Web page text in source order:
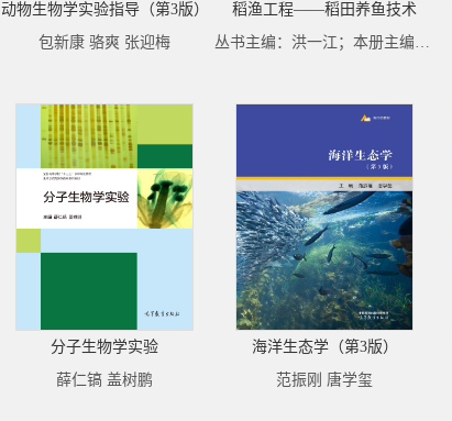
动物生物学实验指导（第3版）
包新康 骆爽 张迎梅
稻渔工程——稻田养鱼技术
丛书主编：洪一江；本册主编：曾柳根 许亮清
分子生物学实验
薛仁镐 盖树鹏
海洋生态学（第3版）
范振刚 唐学玺